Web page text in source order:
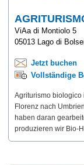
ViAa di Montiolo 5
05013 Lago di
Jetzt buchen
Vollständige
Agriturismo biologico
Florenz nach
haben daran
produzieren wir Bio-